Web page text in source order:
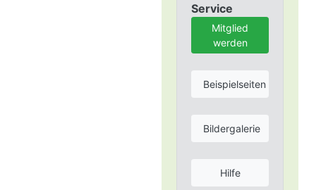
Service
Mitglied
werden
Beispielseiten
Bildergalerie
Hilfe